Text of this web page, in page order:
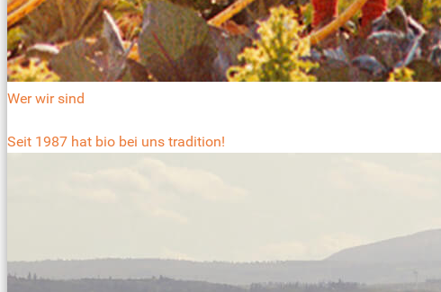
Wer wir sind
Seit 1987 hat bio bei uns tradition!